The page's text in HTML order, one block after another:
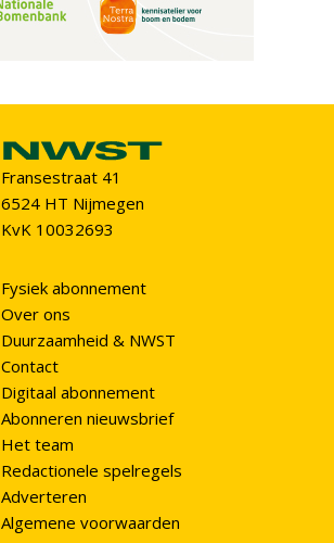
Fransestraat 41
6524 HT Nijmegen
KvK 10032693
Fysiek abonnement
Over ons
Duurzaamheid & NWST
Contact
Digitaal abonnement
Abonneren nieuwsbrief
Het team
Redactionele spelregels
Adverteren
Algemene voorwaarden